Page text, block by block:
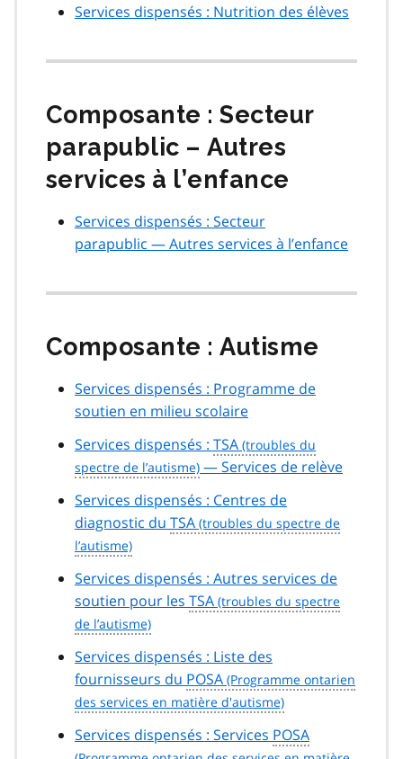
Services dispensés : Nutrition des élèves
Composante : Secteur
parapublic – Autres
services à l’enfance
Services dispensés : Secteur
parapublic — Autres services à l’enfance
Composante : Autisme
Services dispensés : Programme de
soutien en milieu scolaire
Services dispensés : TSA
— Services de relève
Services dispensés : Centres de
diagnostic du TSA
Services dispensés : Autres services de
soutien pour les TSA
Services dispensés : Liste des
fournisseurs du POSA
Services dispensés : Services POSA